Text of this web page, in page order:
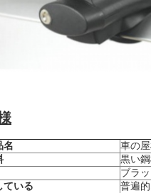
名
車の
黒い
ブラ
ている
普遍